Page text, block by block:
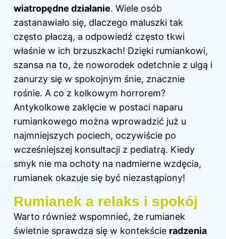
wiatropędne działanie. Wiele osób
zastanawiało się, dlaczego maluszki tak
często płaczą, a odpowiedź często tkwi
właśnie w ich brzuszkach! Dzięki rumiankowi,
szansa na to, że noworodek odetchnie z ulgą i
zanurzy się w spokojnym śnie, znacznie
rośnie. A co z kolkowym horrorem?
Antykolkowe zaklęcie w postaci naparu
rumiankowego można wprowadzić już u
najmniejszych pociech, oczywiście po
wcześniejszej konsultacji z pediatrą. Kiedy
smyk nie ma ochoty na nadmierne wzdęcia,
rumianek okazuje się być niezastąpiony!
Rumianek a relaks i spokój
Warto również wspomnieć, że rumianek
świetnie sprawdza się w kontekście radzenia